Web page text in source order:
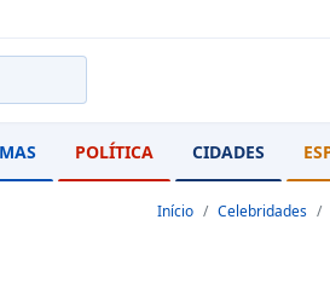
POLÍTICA CIDADES
Início Celebridades